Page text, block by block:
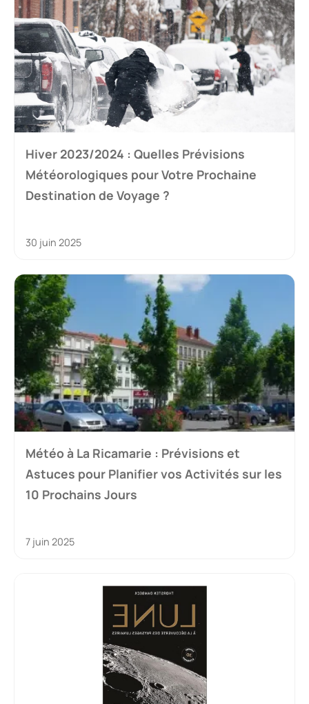
Hiver 2023/2024 : Quelles Prévisions
Météorologiques pour Votre Prochaine
Destination de Voyage ?
30 juin 2025
Météo à La Ricamarie : Prévisions et
Astuces pour Planifier vos Activités sur les
10 Prochains Jours
7 juin 2025